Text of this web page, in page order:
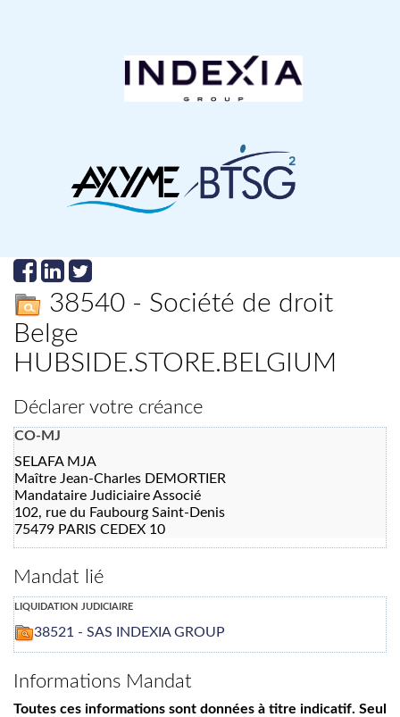
38540 - Société de droit
Belge
HUBSIDE.STORE.BELGIUM
Déclarer votre créance
CO-MJ
SELAFA MJA
Maître Jean-Charles DEMORTIER
Mandataire Judiciaire Associé
102, rue du Faubourg Saint-Denis
75479 PARIS CEDEX 10
Mandat lié
liquidation judiciaire
38521 - SAS INDEXIA GROUP
Informations Mandat
Toutes ces informations sont données à titre indicatif. Seul